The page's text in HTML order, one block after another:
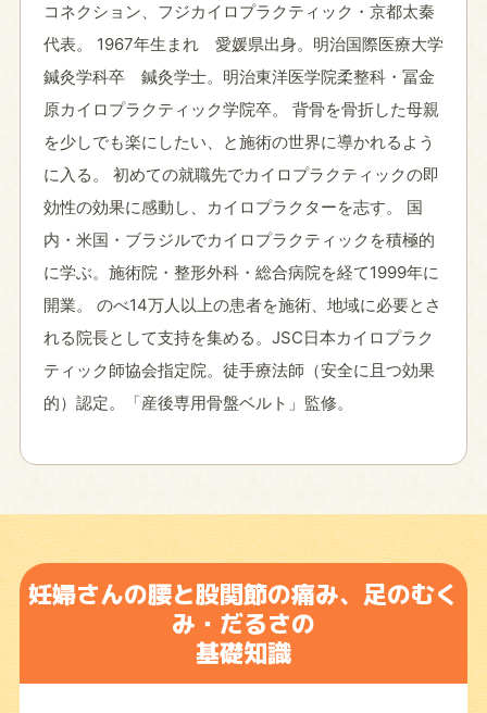
コネクション、フジカイロプラクティック・京都太秦
代表。 1967年生まれ 愛媛県出身。明治国際医療大学
鍼灸学科卒 鍼灸学士。明治東洋医学院柔整科・冨金
原カイロプラクティック学院卒。 背骨を骨折した母親
を少しでも楽にしたい、と施術の世界に導かれるよう
に入る。 初めての就職先でカイロプラクティックの即
効性の効果に感動し、カイロプラクターを志す。 国
内・米国・ブラジルでカイロプラクティックを積極的
に学ぶ。施術院・整形外科・総合病院を経て1999年に
開業。 のべ14万人以上の患者を施術、地域に必要とさ
れる院長として支持を集める。JSC日本カイロプラク
ティック師協会指定院。徒手療法師（安全に且つ効果
的）認定。「産後専用骨盤ベルト」監修。
妊婦さんの腰と股関節の痛み、足のむく
み・だるさの
基礎知識